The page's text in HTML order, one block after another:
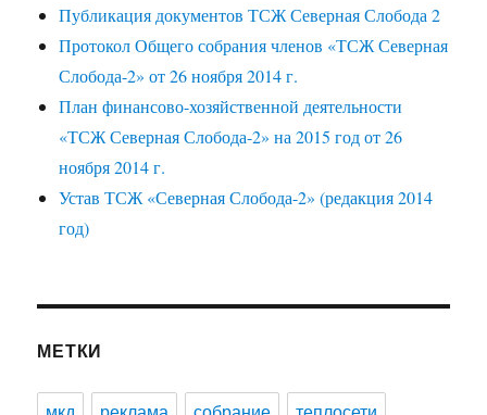
Публикация документов ТСЖ Северная Слобода 2
Протокол Общего собрания членов «ТСЖ Северная
Слобода-2» от 26 ноября 2014 г.
План финансово-хозяйственной деятельности
«ТСЖ Северная Слобода-2» на 2015 год от 26
ноября 2014 г.
Устав ТСЖ «Северная Слобода-2» (редакция 2014
год)
МЕТКИ